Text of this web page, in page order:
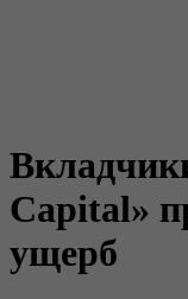
Сapital»
ущерб